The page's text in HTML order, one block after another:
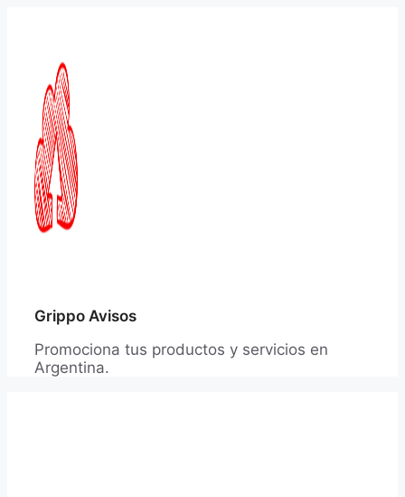
Grippo Avisos
Promociona tus productos y servicios en
Argentina.